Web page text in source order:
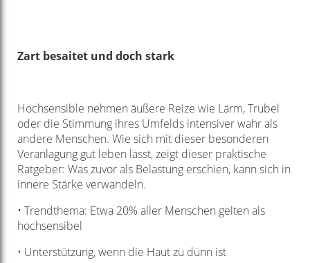
Zart besaitet und doch stark
Hochsensible nehmen äußere Reize wie Lärm, Trubel
oder die Stimmung ihres Umfelds intensiver wahr als
andere Menschen. Wie sich mit dieser besonderen
Veranlagung gut leben lässt, zeigt dieser praktische
Ratgeber: Was zuvor als Belastung erschien, kann sich in
innere Stärke verwandeln.
• Trendthema: Etwa 20% aller Menschen gelten als
hochsensibel
• Unterstützung, wenn die Haut zu dünn ist